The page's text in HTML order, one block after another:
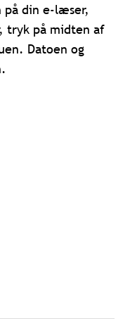
på din e-læser,
tryk på midten af
Datoen og